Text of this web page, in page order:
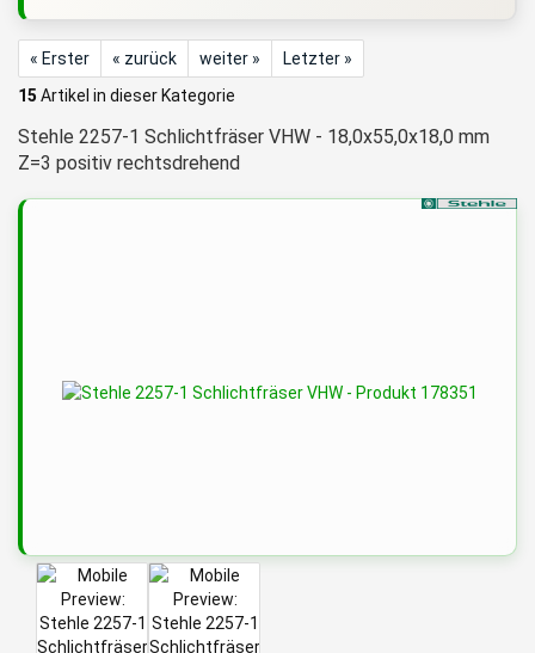
« Erster « zurück weiter »
Letzter »
15 Artikel in dieser Kategorie
Stehle 2257-1 Schlichtfräser VHW - 18,0x55,0x18,0 mm
Z=3 positiv rechtsdrehend